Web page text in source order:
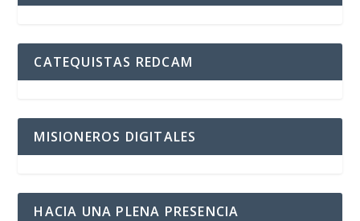
CATEQUISTAS REDCAM
MISIONEROS DIGITALES
HACIA UNA PLENA PRESENCIA